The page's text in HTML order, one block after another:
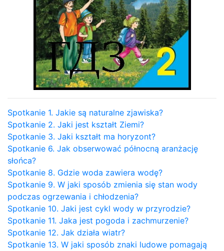
Spotkanie 1. Jakie są naturalne zjawiska?
Spotkanie 2. Jaki jest kształt Ziemi?
Spotkanie 3. Jaki kształt ma horyzont?
Spotkanie 6. Jak obserwować północną aranżację
słońca?
Spotkanie 8. Gdzie woda zawiera wodę?
Spotkanie 9. W jaki sposób zmienia się stan wody
podczas ogrzewania i chłodzenia?
Spotkanie 10. Jaki jest cykl wody w przyrodzie?
Spotkanie 11. Jaka jest pogoda i zachmurzenie?
Spotkanie 12. Jak działa wiatr?
Spotkanie 13. W jaki sposób znaki ludowe pomagają